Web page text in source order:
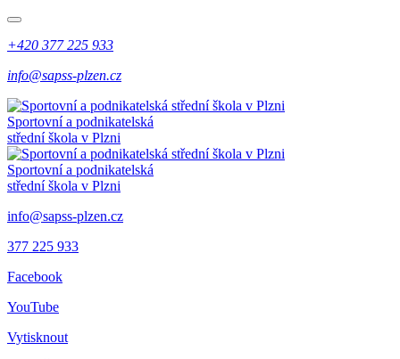
+420 377 225 933
info@sapss-plzen.cz
Sportovní a podnikatelská
střední škola v Plzni
Sportovní a podnikatelská
střední škola v Plzni
info@sapss-plzen.cz
377 225 933
Facebook
YouTube
Vytisknout